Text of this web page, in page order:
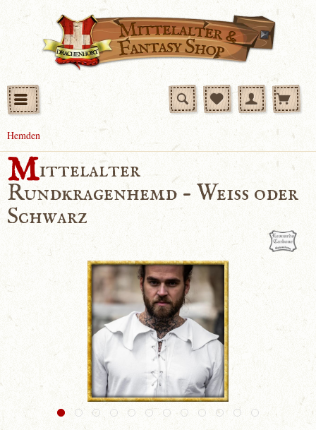
Hemden
Mittelalter
Rundkragenhemd - Weiss oder
Schwarz